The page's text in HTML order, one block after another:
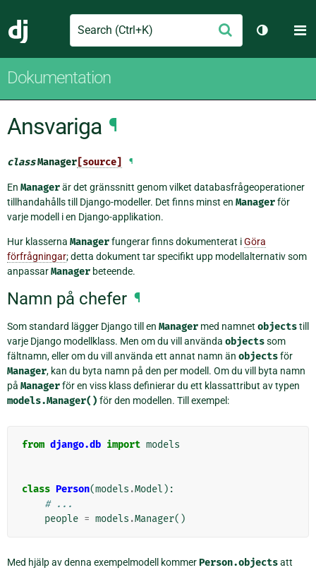
Django
Search Skicka
Växla
Dokumentation
Ansvariga ¶
classManager [source] ¶
En Managerär det gränssnitt genom vilket databasfrågeoperationer
tillhandahålls till Django-modeller. Det finns minst en Managerför
varje modell i en Django-applikation.
Hur klasserna Managerfungerar finns dokumenterat iGöra
förfrågningar; detta dokument tar specifikt upp modellalternativ som
anpassarManager beteende.
Namn på chefer ¶
Som standard lägger Django till en Manager med namnet objectstill
varje Django modellklass. Men om du vill använda objectssom
fältnamn, eller om du vill använda ett annat namn än objectsför
Manager, kan du byta namn på den per modell. Om du vill byta namn
på Managerför en viss klass definierar du ett klassattribut av typen
models.Manager() för den modellen. Till exempel:
from django.db import models
class Person(models .Model ):
# ...
people = models .Manager()
Med hjälp av denna exempelmodell kommerPerson.objectsatt